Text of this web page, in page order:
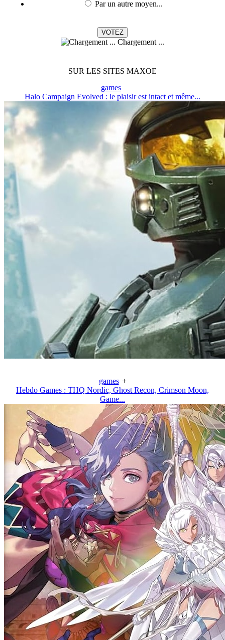
Par un autre moyen...
Chargement ...
SUR LES SITES MAXOE
games
Halo Campaign Evolved : le plaisir est intact et même...
games +
Hebdo Games : THQ Nordic, Ghost Recon, Crimson Moon,
Game...